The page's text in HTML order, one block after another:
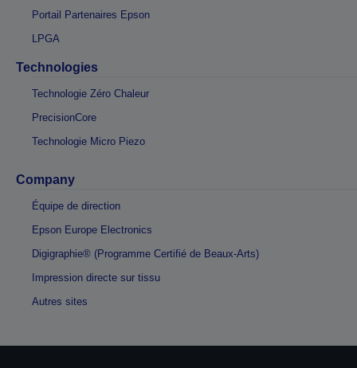
Portail Partenaires Epson
LPGA
Technologies
Technologie Zéro Chaleur
PrecisionCore
Technologie Micro Piezo
Company
Équipe de direction
Epson Europe Electronics
Digigraphie® (Programme Certifié de Beaux-Arts)
Impression directe sur tissu
Autres sites